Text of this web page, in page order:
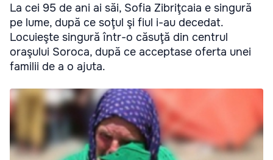
La cei 95 de ani ai săi, Sofia Zibriţcaia e singură
pe lume, după ce soţul şi fiul i-au decedat.
Locuieşte singură într-o căsuţă din centrul
oraşului Soroca, după ce acceptase oferta unei
familii de a o ajuta.